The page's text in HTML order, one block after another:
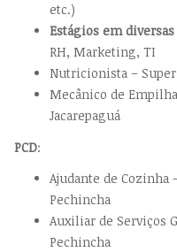
etc.)
Estágios em diversas
RH, Marketing, TI
Nutricionista –
Mecânico de
Jacarepaguá
PCD:
Ajudante de Cozinha
Pechincha
Auxiliar de Serviços
Pechincha